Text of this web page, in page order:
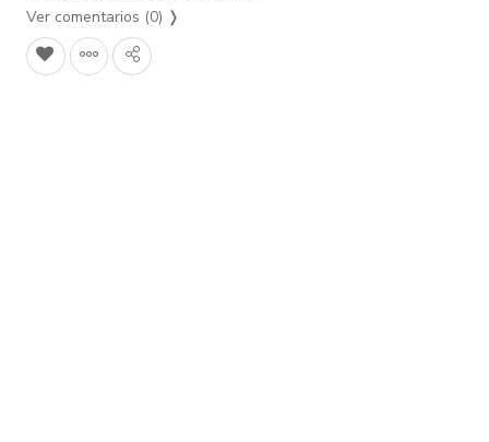
Ver comentarios (0) ❭